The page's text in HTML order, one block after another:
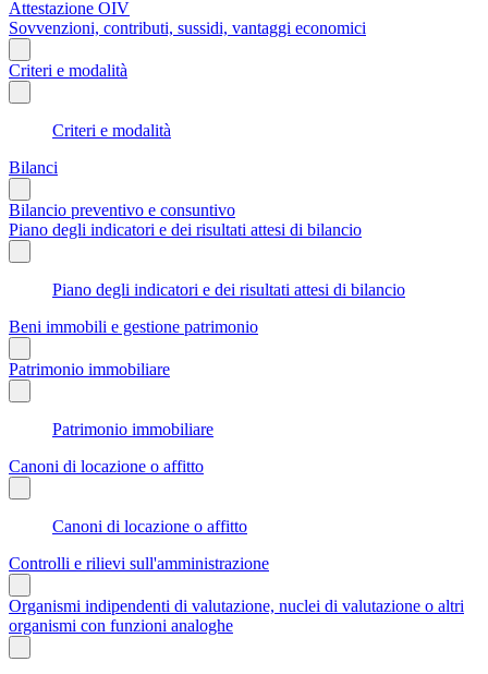
Attestazione OIV
Sovvenzioni, contributi, sussidi, vantaggi economici
Criteri e modalità
Criteri e modalità
Bilanci
Bilancio preventivo e consuntivo
Piano degli indicatori e dei risultati attesi di bilancio
Piano degli indicatori e dei risultati attesi di bilancio
Beni immobili e gestione patrimonio
Patrimonio immobiliare
Patrimonio immobiliare
Canoni di locazione o affitto
Canoni di locazione o affitto
Controlli e rilievi sull'amministrazione
Organismi indipendenti di valutazione, nuclei di valutazione o altri
organismi con funzioni analoghe